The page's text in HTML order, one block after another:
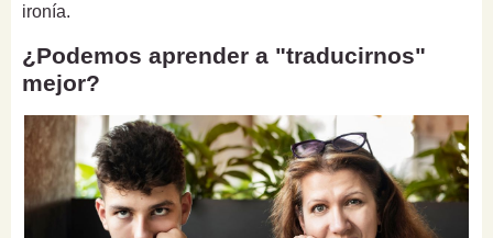
ironía.
¿Podemos aprender a "traducirnos"
mejor?